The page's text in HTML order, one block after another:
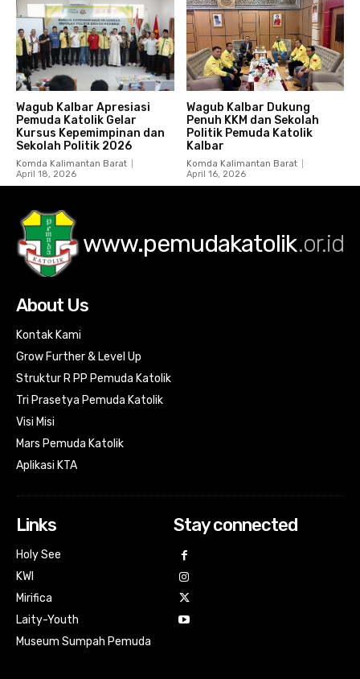
Wagub Kalbar Apresiasi
Pemuda Katolik Gelar
Kursus Kepemimpinan dan
Sekolah Politik 2026
Komda Kalimantan Barat
April 18, 2026
Wagub Kalbar Dukung
Penuh KKM dan Sekolah
Politik Pemuda Katolik
Kalbar
Komda Kalimantan Barat
April 16, 2026
www.pemudakatolik.or.id
About Us
Kontak Kami
Grow Further & Level Up
Struktur R PP Pemuda Katolik
Tri Prasetya Pemuda Katolik
Visi Misi
Mars Pemuda Katolik
Aplikasi KTA
Links
Holy See
KWI
Mirifica
Laity-Youth
Museum Sumpah Pemuda
Stay connected